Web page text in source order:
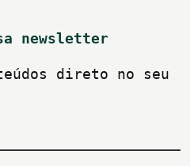
newsletter
direto no seu